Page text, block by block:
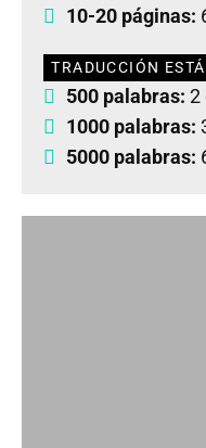
10-20 páginas:
TRADUCCIÓN
500 palabras: 2
1000 palabras:
5000 palabras: